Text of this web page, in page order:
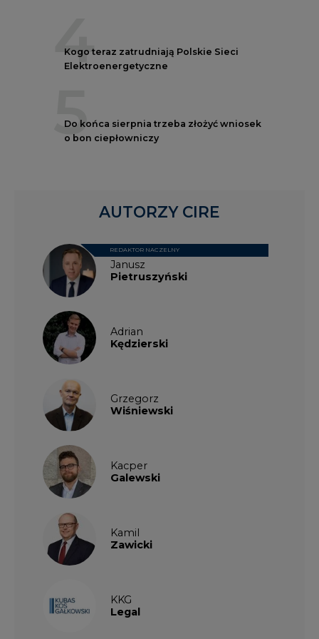
4
Kogo teraz zatrudniają Polskie Sieci
Elektroenergetyczne
5
Do końca sierpnia trzeba złożyć wniosek
o bon ciepłowniczy
Janusz
Pietruszyński
REDAKTOR NACZELNY
Adrian
Kędzierski
Grzegorz
Wiśniewski
Kacper
Galewski
Kamil
Zawicki
KKG
Legal
AUTORZY CIRE